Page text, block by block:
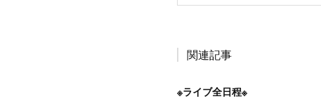
関連記事
※ライブ全日程※